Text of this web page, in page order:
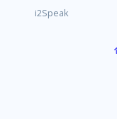
i2Speak